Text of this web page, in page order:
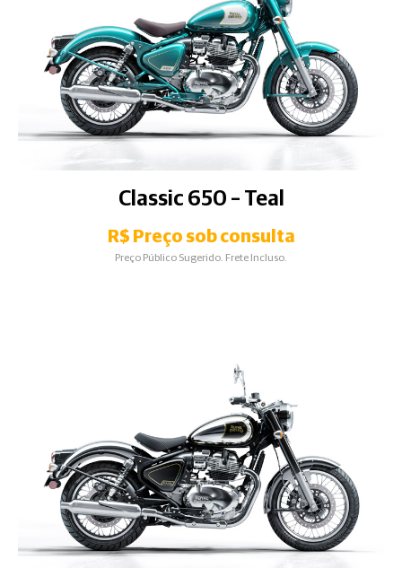
Classic 650 – Teal
R$ Preço sob consulta
Preço Público Sugerido. Frete Incluso.